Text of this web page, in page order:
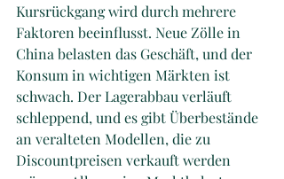
Kursrückgang wird durch mehrere
Faktoren beeinflusst. Neue Zölle in
China belasten das Geschäft, und der
Konsum in wichtigen Märkten ist
schwach. Der Lagerabbau verläuft
schleppend, und es gibt Überbestände
an veralteten Modellen, die zu
Discountpreisen verkauft werden